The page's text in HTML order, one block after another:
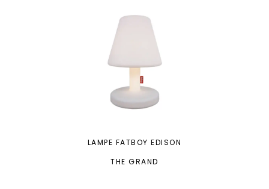
LAMPE FATBOY EDISON
THE GRAND